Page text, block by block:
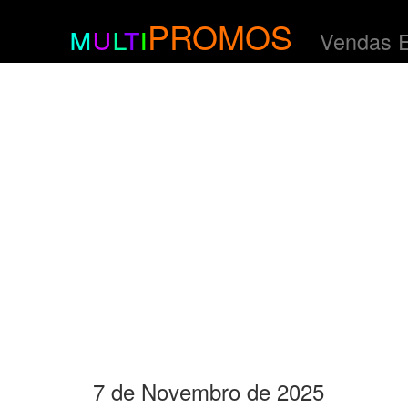
multiPROMOS Vendas
7 de Novembro de 2025